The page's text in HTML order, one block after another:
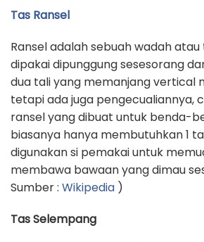
Tas Ransel
Ransel adalah sebuah wadah
dipakai dipunggung sesesorang
dua tali yang memanjang vertical
tetapi ada juga pengecualiannya,
ransel yang dibuat untuk benda-
biasanya hanya membutuhkan 1
digunakan si pemakai untuk
membawa bawaan yang dimau
Sumber : Wikipedia )
Tas Selempang